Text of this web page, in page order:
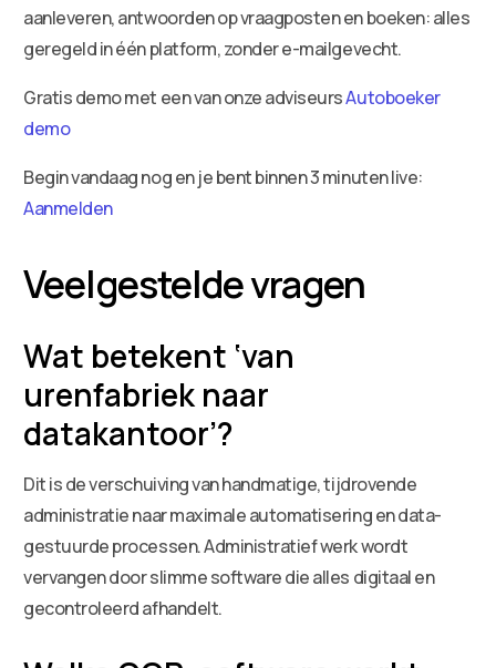
aanleveren, antwoorden op vraagposten en boeken: alles
geregeld in één platform, zonder e-mailgevecht.
Gratis demo met een van onze adviseursAutoboeker
demo
Begin vandaag nog en je bent binnen 3 minuten live:
Aanmelden
Veelgestelde vragen
Wat betekent ‘van
urenfabriek naar
datakantoor’?
Dit is de verschuiving van handmatige, tijdrovende
administratie naar maximale automatisering en data-
gestuurde processen. Administratief werk wordt
vervangen door slimme software die alles digitaal en
gecontroleerd afhandelt.